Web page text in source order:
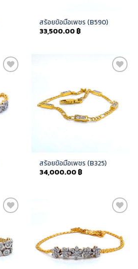
สร้อยข้อมือเพชร (B590)
33,500.00 ฿
สร้อยข้อมือเพชร (B325)
34,000.00 ฿